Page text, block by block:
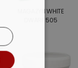
MAGAZYN WHITE
DWARF 505